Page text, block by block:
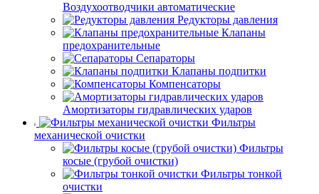
Воздухоотводчики автоматические
Редукторы давления
Клапаны
предохранительные
Сепараторы
Клапаны подпитки
Компенсаторы
Амортизаторы гидравлических ударов
Фильтры
механической очистки
Фильтры
косые (грубой очистки)
Фильтры тонкой
очистки